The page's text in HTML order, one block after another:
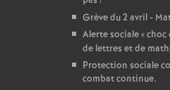
Grève du 2 avril -
Alerte sociale «choc
de lettres et de
Protection sociale
combat continue.